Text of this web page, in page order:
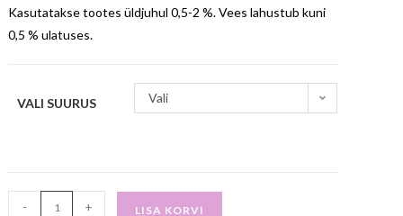
Kasutatakse tootes üldjuhul 0,5-2 %. Vees lahustub kuni
0,5 % ulatuses.
VALI SUURUS Vali
- + LISA KORVI